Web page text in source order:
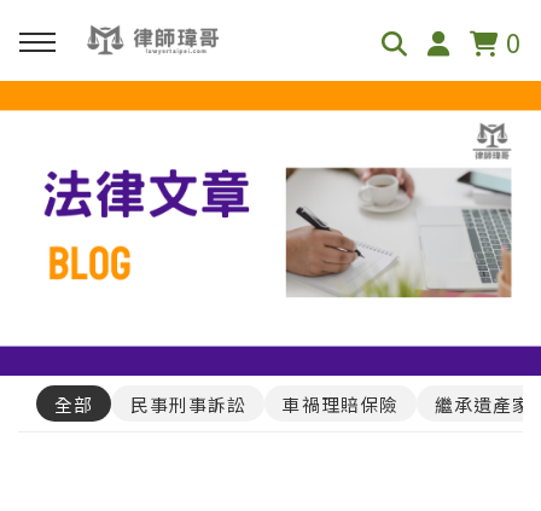
0
回主選單
免費影音資源
Youtube
全部 民事刑事訴訟 車禍理賠保險 繼承遺產家